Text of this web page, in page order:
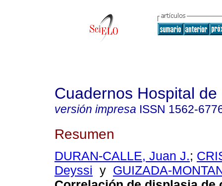
Cuadernos Hospital
versión impresa ISSN 1562-
Resumen
DURAN-CALLE, Juan J.;
Deyssi y GUIZADA-